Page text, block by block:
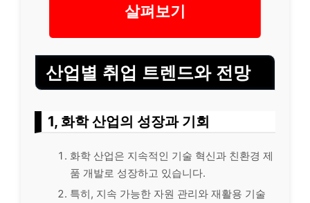
살펴보기
산업별 취업 트렌드와 전망
1, 화학 산업의 성장과 기회
화학 산업은 지속적인 기술 혁신과 친환경 제
품 개발로 성장하고 있습니다.
특히, 지속 가능한 자원 관리와 재활용 기술